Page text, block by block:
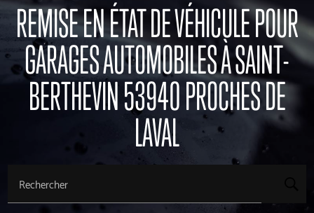
REMISE EN ÉTAT DE VÉHICULE POUR
GARAGES AUTOMOBILES À SAINT-
BERTHEVIN 53940 PROCHES DE
LAVAL
Rechercher